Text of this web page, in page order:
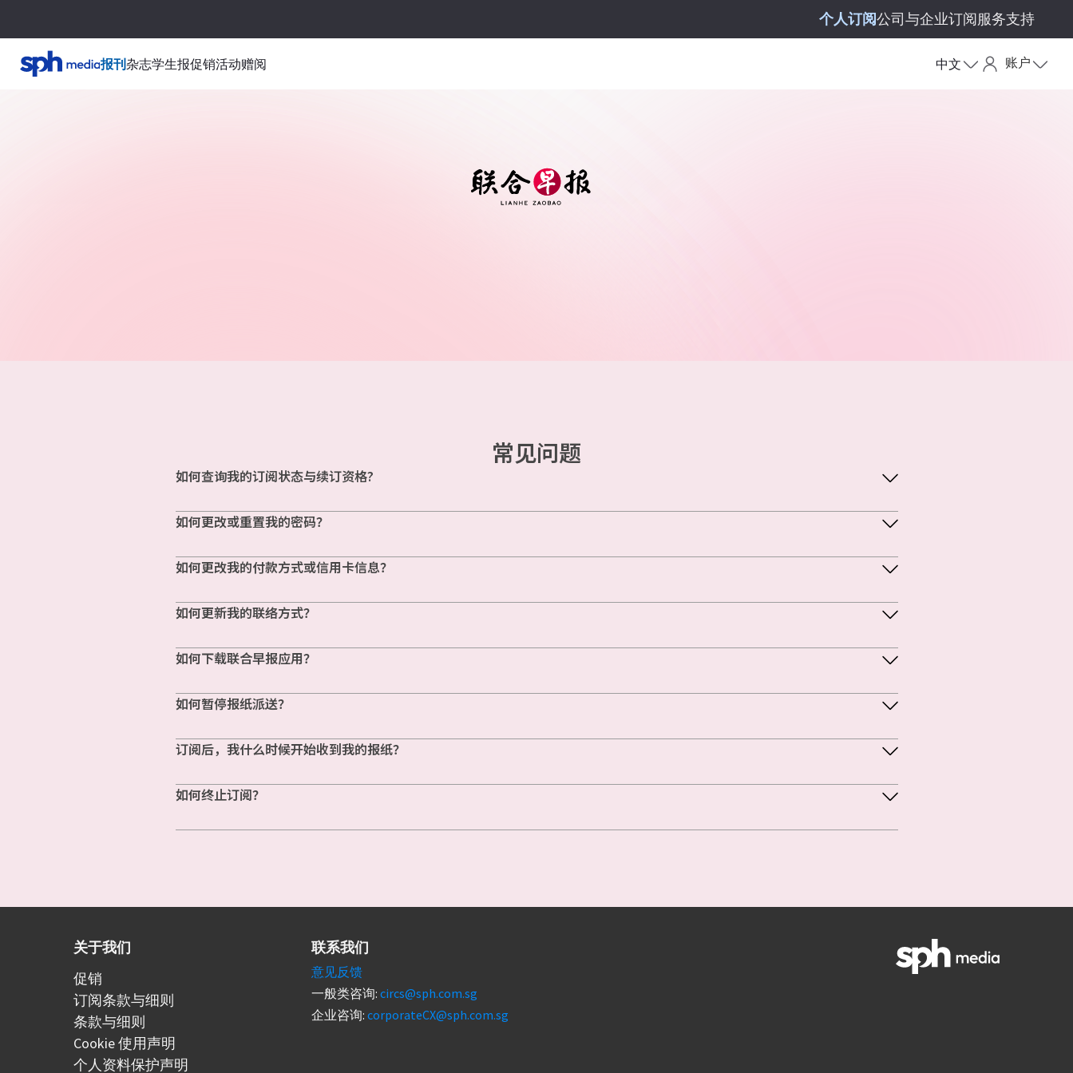
个人订阅公司与企业订阅服务支持
报刊杂志学生报促销活动赠阅 中文 账户
常见问题
如何查询我的订阅状态与续订资格?
如何更改或重置我的密码？
如何更改我的付款方式或信用卡信息？
如何更新我的联络方式？
如何下载联合早报应用？
如何暂停报纸派送？
订阅后，我什么时候开始收到我的报纸？
如何终止订阅？
关于我们
促销
订阅条款与细则
条款与细则
Cookie 使用声明
个人资料保护声明
联系我们
意见反馈
一般类咨询: circs@sph.com.sg
企业咨询: corporateCX@sph.com.sg